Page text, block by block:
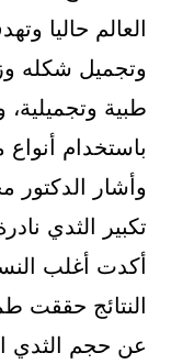
العالم حاليا
وتجميل شكله
طبية
باستخدام
وأشار الدكتور
تكبير الثدي
أكدت أغلب
النتائج حققت
عن حجم الثدي